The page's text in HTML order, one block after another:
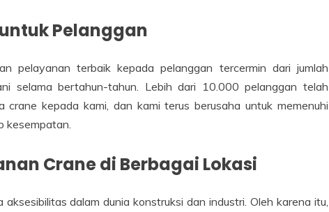
Pelanggan
pelayanan terbaik kepada pelanggan tercermin dari jumlah
selama bertahun-tahun. Lebih dari 10.000 pelanggan telah
crane kepada kami, dan kami terus berusaha untuk memenuhi
kesempatan.
Crane di Berbagai Lokasi
dalam dunia konstruksi dan industri. Oleh karena itu,